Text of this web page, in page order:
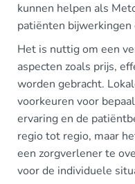
kunnen helpen als
patiënten bijwerkingen
Het is nuttig om een
aspecten zoals prijs,
worden gebracht.
voorkeuren voor
ervaring en de
regio tot regio, maar
een zorgverlener te
voor de individuele